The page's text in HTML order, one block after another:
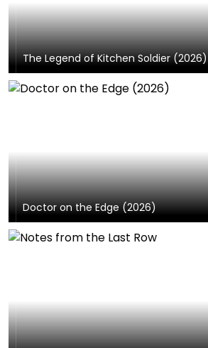
The Legend of Kitchen Soldier (2026)
Doctor on the Edge (2026)